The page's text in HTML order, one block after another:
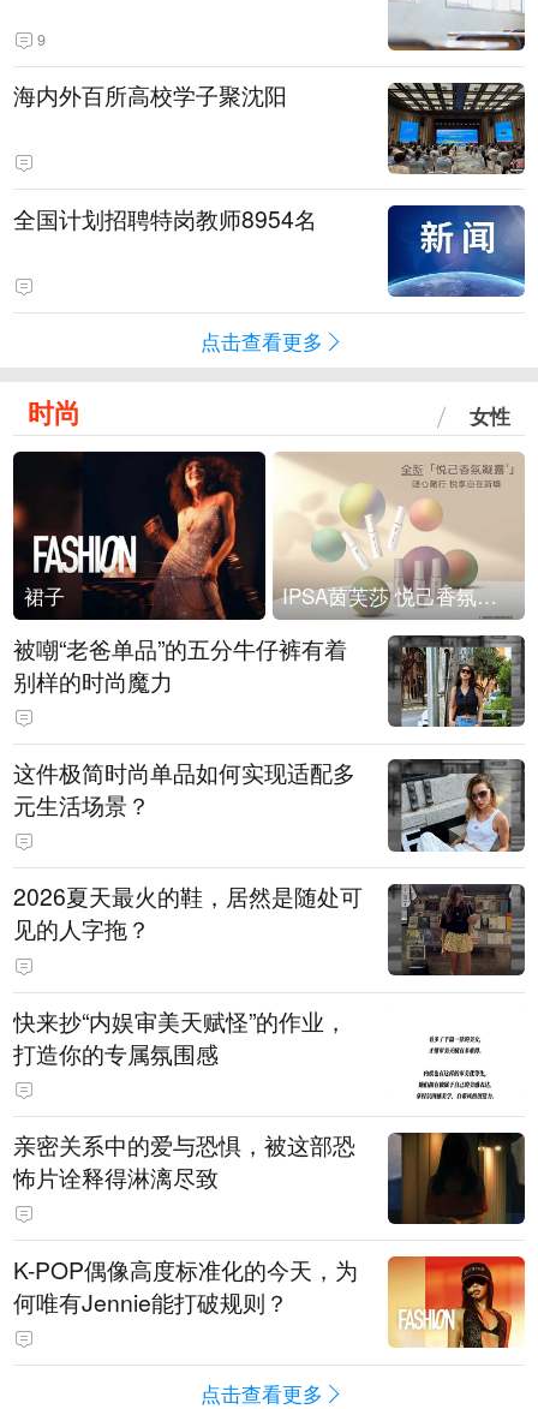
9
海内外百所高校学子聚沈阳
全国计划招聘特岗教师8954名
点击查看更多
时尚 女性
裙子 IPSA茵芙莎 悦己香氛凝露上市
被嘲“老爸单品”的五分牛仔裤有着
别样的时尚魔力
这件极简时尚单品如何实现适配多
元生活场景？
2026夏天最火的鞋，居然是随处可
见的人字拖？
快来抄“内娱审美天赋怪”的作业，
打造你的专属氛围感
亲密关系中的爱与恐惧，被这部恐
怖片诠释得淋漓尽致
K-POP偶像高度标准化的今天，为
何唯有Jennie能打破规则？
点击查看更多